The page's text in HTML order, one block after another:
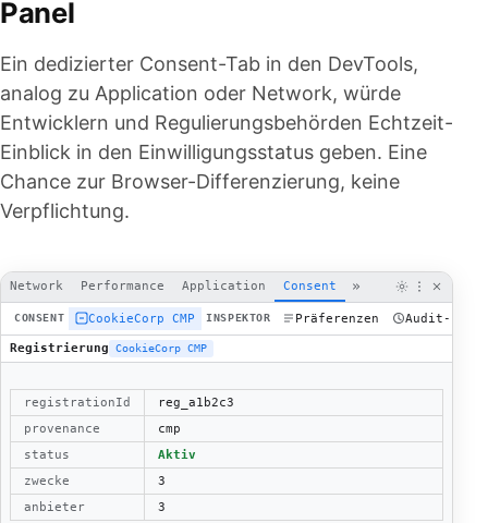
Panel
Ein dedizierter Consent-Tab in den DevTools,
analog zu Application oder Network, würde
Entwicklern und Regulierungsbehörden Echtzeit-
Einblick in den Einwilligungsstatus geben. Eine
Chance zur Browser-Differenzierung, keine
Verpflichtung.
Network Performance Application Consent »
CONSENT CookieCorp CMP INSPEKTOR Präferenzen Audit-
Registrierung CookieCorp CMP
registrationId
reg_a1b2c3
provenance
cmp
status
Aktiv
zwecke
3
anbieter
3